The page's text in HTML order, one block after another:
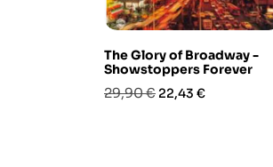
The Glory of Broadway -
Showstoppers Forever
Prezzo
29,90 € Prezzo
22,43 €